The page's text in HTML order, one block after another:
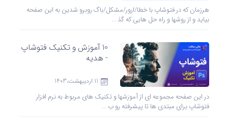
هرزمان که در فتوشاپ با خطا/ارور/مشکل/باگ روبرو شدین به این صفحه
بیاید و از روشها و راه حل هایی که گذ ...
10 آموزش و تکنیک فتوشاپ
- هدیه
11 ارديبهشت،1403
در این صفحه مجموعه ای از آموزشها و تکنیک های مربوط به نرم افزار
فتوشاپ برای مبتدی ها تا پیشرفته رو ب ...